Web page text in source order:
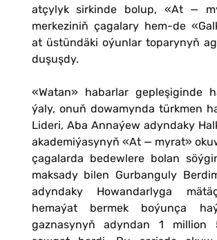
atçylyk sirkinde bolup, «At —
merkeziniň çagalary hem-de
at üstündäki oýunlar toparynyň
duşuşdy.
«Watan» habarlar gepleşiginde
ýaly, onuň dowamynda türkmen
Lideri, Aba Annaýew adyndaky
akademiýasynyň «At — myrat»
çagalarda bedewlere bolan
maksady bilen Gurbanguly
adyndaky Howandarlyga
hemaýat bermek boýunça
gaznasynyň adyndan 1 million